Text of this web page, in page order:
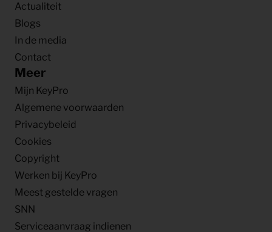
Actualiteit
Blogs
In de media
Contact
Meer
Mijn KeyPro
Algemene voorwaarden
Privacybeleid
Cookies
Copyright
Werken bij KeyPro
Meest gestelde vragen
SNN
Serviceaanvraag indienen